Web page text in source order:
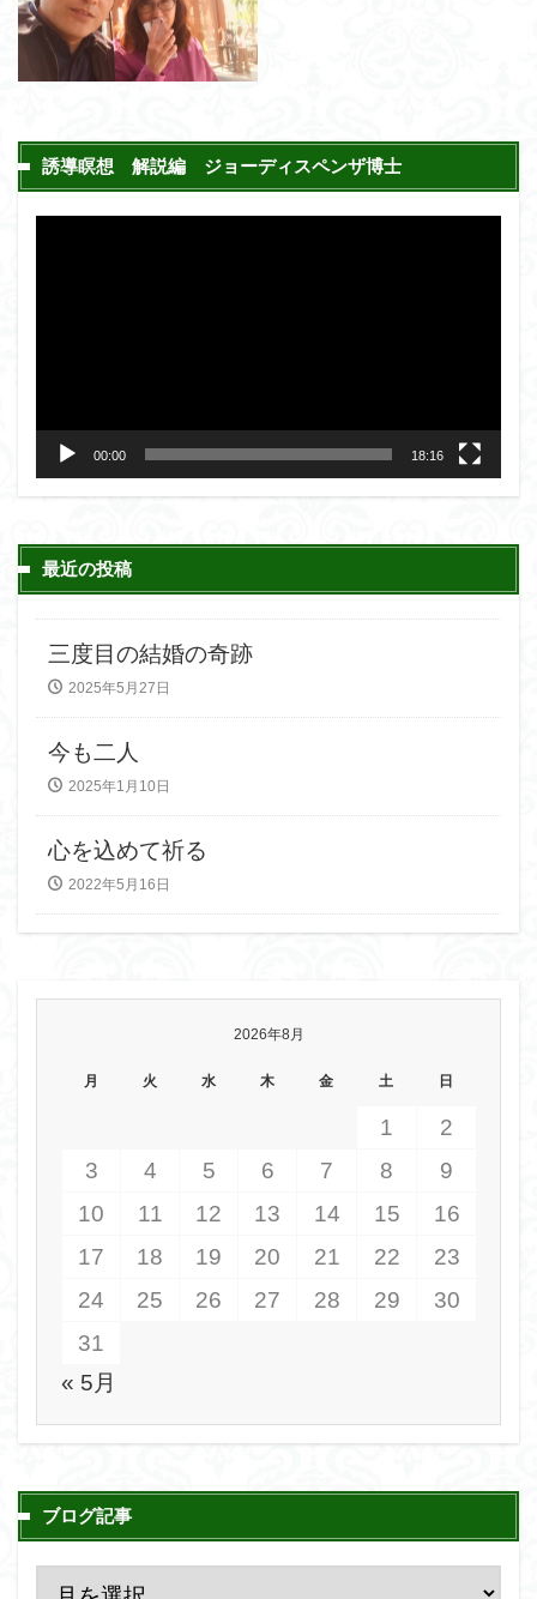
誘導瞑想 解説編 ジョーディスペンザ博士
00:00 18:16
最近の投稿
三度目の結婚の奇跡
2025年5月27日
今も二人
2025年1月10日
心を込めて祈る
2022年5月16日
2026年8月
月 火 水 木 金 土 日
1
2
3
4 5 6 7 8
9
10
11 12 13 14 15
16
17
18 19 20 21 22
23
24
25 26 27 28 29
30
31
« 5月
ブログ記事